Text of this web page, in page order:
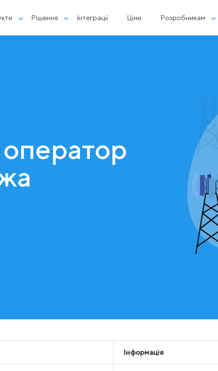
Рішення Інтеграції Ціни Розробникам
Інформація